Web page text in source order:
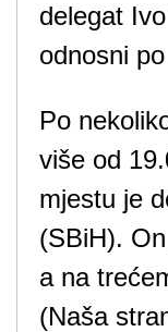
delegat
odnosni
Po
više od
mjestu je
(SBiH).
a na
(Naša